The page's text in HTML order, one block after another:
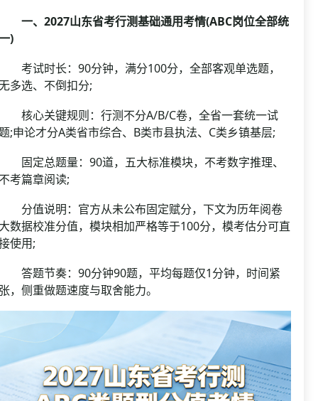
、2027山东省考行测基础通用考情(ABC岗位全部统
)
试时长：90分钟，满分100分，全部客观单选题，
多选、不倒扣分;
心关键规则：行测不分A/B/C卷，全省一套统一试
;申论才分A类省市综合、B类市县执法、C类乡镇基层;
定总题量：90道，五大标准模块，不考数字推理、
考篇章阅读;
值说明：官方从未公布固定赋分，下文为历年阅卷
数据校准分值，模块相加严格等于100分，模考估分可直
使用;
题节奏：90分钟90题，平均每题仅1分钟，时间紧
，侧重做题速度与取舍能力。